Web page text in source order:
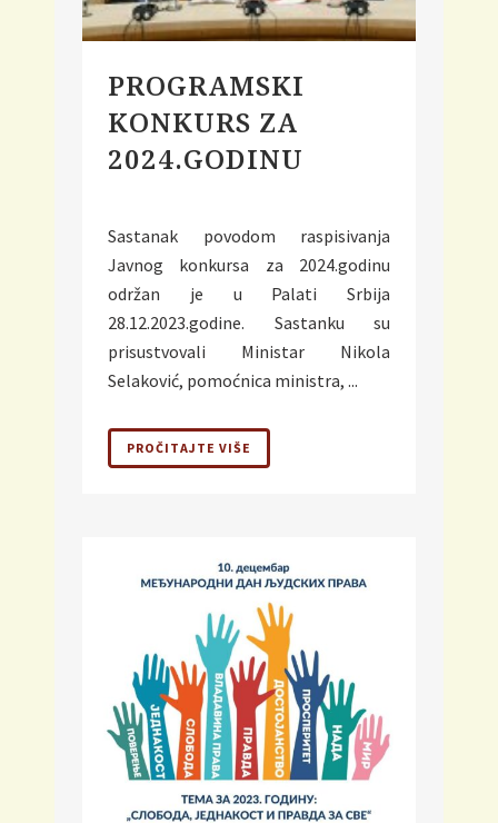
PROGRAMSKI
KONKURS ZA
2024.GODINU
Sastanak povodom raspisivanja
Javnog konkursa za 2024.godinu
održan je u Palati Srbija
28.12.2023.godine. Sastanku su
prisustvovali Ministar Nikola
Selaković, pomoćnica ministra, ...
PROČITAJTE VIŠE